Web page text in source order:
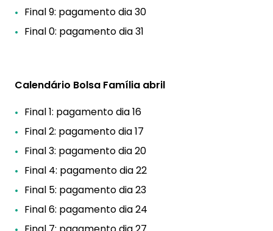
Final 9: pagamento dia 30
Final 0: pagamento dia 31
Calendário Bolsa Família abril
Final 1: pagamento dia 16
Final 2: pagamento dia 17
Final 3: pagamento dia 20
Final 4: pagamento dia 22
Final 5: pagamento dia 23
Final 6: pagamento dia 24